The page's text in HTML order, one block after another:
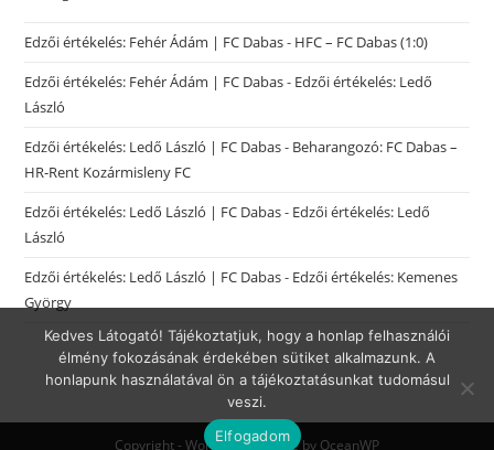
Edzői értékelés: Fehér Ádám | FC Dabas- HFC – FC Dabas (1:0)
Edzői értékelés: Fehér Ádám | FC Dabas- Edzői értékelés: Ledő
László
Edzői értékelés: Ledő László | FC Dabas- Beharangozó: FC Dabas –
HR-Rent Kozármisleny FC
Edzői értékelés: Ledő László | FC Dabas- Edzői értékelés: Ledő
László
Edzői értékelés: Ledő László | FC Dabas- Edzői értékelés: Kemenes
György
Copyright - WordPress Theme by OceanWP
Kedves Látogató! Tájékoztatjuk, hogy a honlap felhasználói
élmény fokozásának érdekében sütiket alkalmazunk. A
honlapunk használatával ön a tájékoztatásunkat tudomásul
veszi.
Elfogadom